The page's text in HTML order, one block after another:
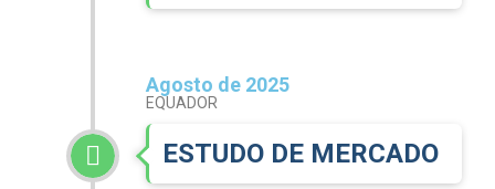
Agosto de 2025
EQUADOR
ESTUDO DE MERCADO